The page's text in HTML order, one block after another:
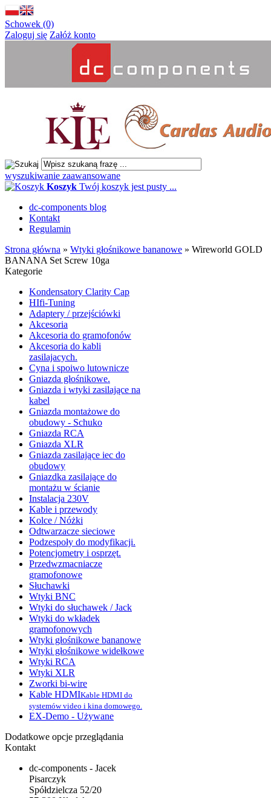
Schowek (0)
Zaloguj się Załóż konto
wyszukiwanie zaawansowane
Koszyk Twój koszyk jest pusty ...
dc-components blog
Kontakt
Regulamin
Strona główna » Wtyki głośnikowe bananowe » Wireworld GOLD
BANANA Set Screw 10ga
Kategorie
Kondensatory Clarity Cap
HIfi-Tuning
Adaptery / przejściówki
Akcesoria
Akcesoria do gramofonów
Akcesoria do kabli
zasilajacych.
Cyna i spoiwo lutownicze
Gniazda głośnikowe.
Gniazda i wtyki zasilające na
kabel
Gniazda montażowe do
obudowy - Schuko
Gniazda RCA
Gniazda XLR
Gniazda zasilające iec do
obudowy
Gniazdka zasilające do
montażu w ścianie
Instalacja 230V
Kable i przewody
Kolce / Nóżki
Odtwarzacze sieciowe
Podzespoły do modyfikacji.
Potencjometry i osprzęt.
Przedwzmacniacze
gramofonowe
Słuchawki
Wtyki BNC
Wtyki do słuchawek / Jack
Wtyki do wkładek
gramofonowych
Wtyki głośnikowe bananowe
Wtyki głośnikowe widełkowe
Wtyki RCA
Wtyki XLR
Zworki bi-wire
Kable HDMIKable HDMI do
systemów video i kina domowego.
EX-Demo - Używane
Dodatkowe opcje przeglądania
Kontakt
dc-components - Jacek
Pisarczyk
Spółdzielcza 52/20